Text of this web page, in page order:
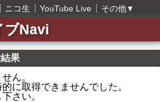
ニコ生 YouTube Live その他▼
ブNavi
果
ん。
に取得できませんでした。
さい。